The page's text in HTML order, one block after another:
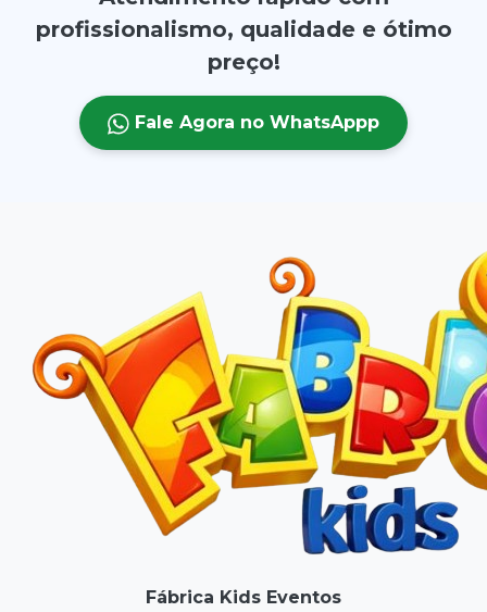
profissionalismo, qualidade e ótimo
preço!
Fale Agora no WhatsAppp
Fábrica Kids Eventos